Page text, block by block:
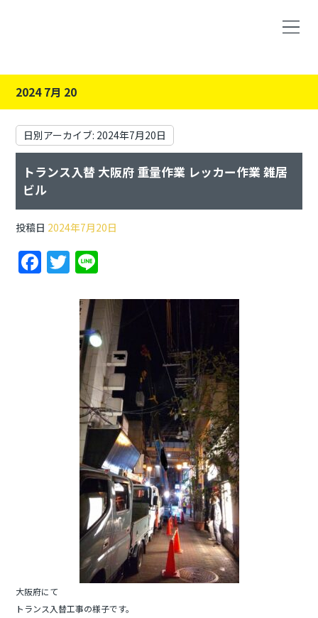
2024 7月 20
日別アーカイブ: 2024年7月20日
トランス入替 大阪府 重量作業 レッカー作業 雑居
ビル
投稿日 2024年7月20日
F
a
T
w
itt
er
e
大阪府にて
トランス入替工事の様子です。